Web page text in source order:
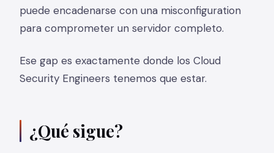
puede encadenarse con una misconfiguration
para comprometer un servidor completo.
Ese gap es exactamente donde los Cloud
Security Engineers tenemos que estar.
¿Qué sigue?